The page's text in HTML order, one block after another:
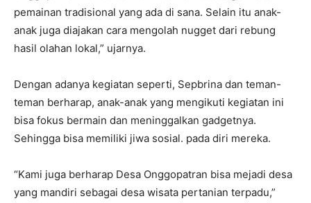
pemainan tradisional yang ada di sana. Selain itu anak-
anak juga diajakan cara mengolah nugget dari rebung
hasil olahan lokal,” ujarnya.
Dengan adanya kegiatan seperti, Sepbrina dan teman-
teman berharap, anak-anak yang mengikuti kegiatan ini
bisa fokus bermain dan meninggalkan gadgetnya.
Sehingga bisa memiliki jiwa sosial. pada diri mereka.
“Kami juga berharap Desa Onggopatran bisa mejadi desa
yang mandiri sebagai desa wisata pertanian terpadu,”